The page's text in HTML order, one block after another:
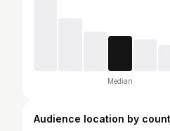
Median
Audience location by